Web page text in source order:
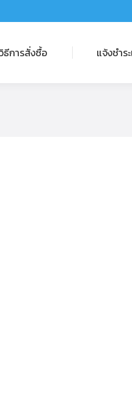
ธีการสั่งซื้อ แจ้งชำร
สั่งซื้อ แจ้งชำระเงิน